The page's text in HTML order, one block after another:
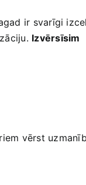
ir svarīgi
Izvērsīsim
vērst